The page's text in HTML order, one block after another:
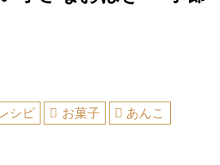
レシピ お菓子
あんこ